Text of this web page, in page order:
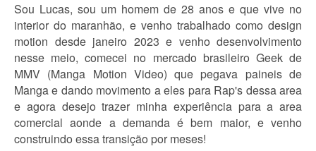
Sou Lucas, sou um homem de 28 anos e que vive no
interior do maranhão, e venho trabalhado como design
motion desde janeiro 2023 e venho desenvolvimento
nesse meio, comecei no mercado brasileiro Geek de
MMV (Manga Motion Video) que pegava paineis de
Manga e dando movimento a eles para Rap's dessa area
e agora desejo trazer minha experiência para a area
comercial aonde a demanda é bem maior, e venho
construindo essa transição por meses!